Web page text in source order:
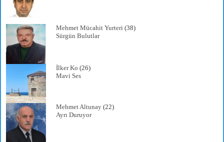
Mehmet Mücahit Yurteri (38)
Sürgün Bulutlar
İlker Ko (26)
Mavi Ses
Mehmet Altunay (22)
Ayrı Duruyor